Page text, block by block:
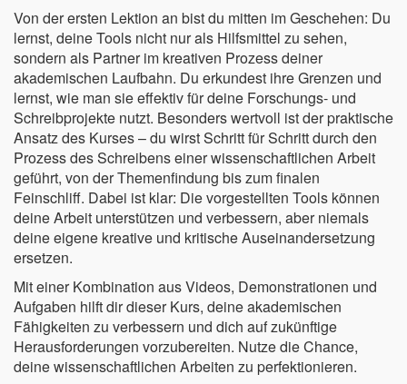
Von der ersten Lektion an bist du mitten im Geschehen: Du
lernst, deine Tools nicht nur als Hilfsmittel zu sehen,
sondern als Partner im kreativen Prozess deiner
akademischen Laufbahn. Du erkundest ihre Grenzen und
lernst, wie man sie effektiv für deine Forschungs- und
Schreibprojekte nutzt. Besonders wertvoll ist der praktische
Ansatz des Kurses – du wirst Schritt für Schritt durch den
Prozess des Schreibens einer wissenschaftlichen Arbeit
geführt, von der Themenfindung bis zum finalen
Feinschliff. Dabei ist klar: Die vorgestellten Tools können
deine Arbeit unterstützen und verbessern, aber niemals
deine eigene kreative und kritische Auseinandersetzung
ersetzen.
Mit einer Kombination aus Videos, Demonstrationen und
Aufgaben hilft dir dieser Kurs, deine akademischen
Fähigkeiten zu verbessern und dich auf zukünftige
Herausforderungen vorzubereiten. Nutze die Chance,
deine wissenschaftlichen Arbeiten zu perfektionieren.